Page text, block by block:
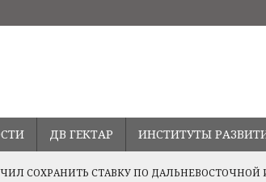
ДВ ГЕКТАР ИНСТИТУТЫ
СОХРАНИТЬ СТАВКУ ПО ДАЛЬНЕВОСТОЧНОЙ